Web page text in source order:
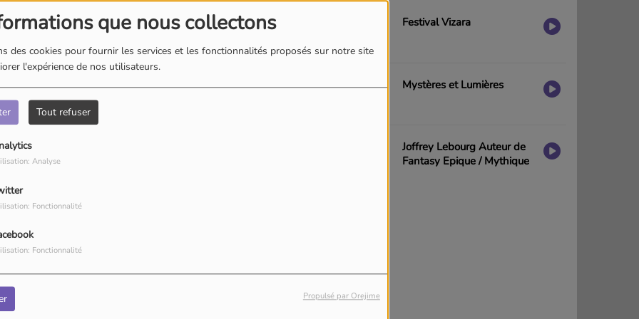
que nous collectons
des cookies pour fournir les services et les fonctionnalités proposés sur notre site
l'expérience de nos utilisateurs.
Tout refuser
Analyse
Fonctionnalité
Fonctionnalité
Propulsé par Orejime
Pompadour
MAURICE MONCOZET
Festival Vizara
Mystères et Lumières
Joffrey Lebourg Auteur de
Fantasy Epique / Mythique